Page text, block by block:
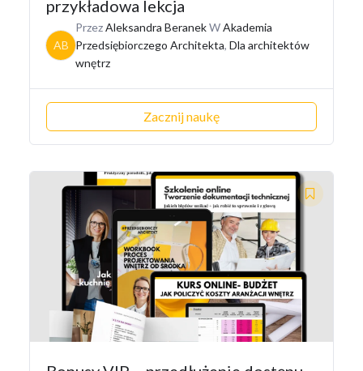
przykładowa lekcja
AB
PrzezAleksandra BeranekWAkademia
Przedsiębiorczego Architekta, Dla architektów
wnętrz
Zacznij naukę